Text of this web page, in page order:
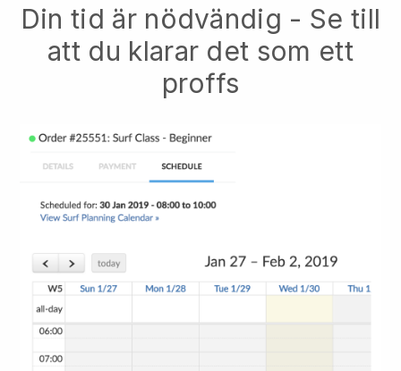
Din tid är nödvändig - Se till
att du klarar det som ett
proffs